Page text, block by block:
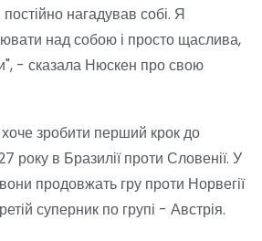
нагадував собі. Я
над собою і просто щаслива,
- сказала Нюскен про свою
зробити перший крок до
року в Бразилії проти Словенії. У
продовжать гру проти Норвегії
суперник по групі - Австрія.